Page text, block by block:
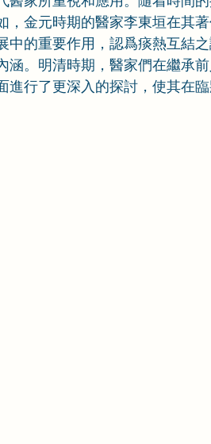
金元時期的醫家李東垣在其
的重要作用，認爲痰熱互結
。明清時期，醫家們在繼承
行了更深入的探討，使其在